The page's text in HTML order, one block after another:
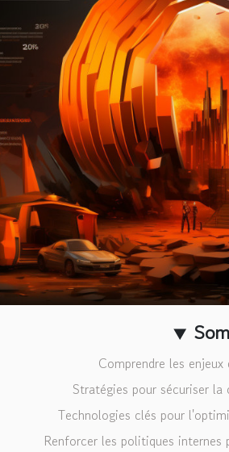
Comprendre les
Stratégies pour sécuriser
Technologies clés pour
Renforcer les politiques